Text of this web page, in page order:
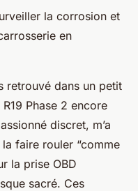
la corrosion et
en
retrouvé dans un petit
Phase 2 encore
discret, m’a
faire rouler “comme
la prise OBD
sacré. Ces